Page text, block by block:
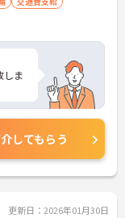
しま
してもらう
更新日：2026年01月30日